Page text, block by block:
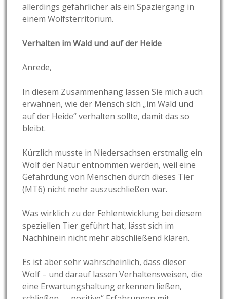
allerdings gefährlicher als ein Spaziergang in
einem Wolfsterritorium.
Verhalten im Wald und auf der Heide
Anrede,
In diesem Zusammenhang lassen Sie mich auch
erwähnen, wie der Mensch sich „im Wald und
auf der Heide“ verhalten sollte, damit das so
bleibt.
Kürzlich musste in Niedersachsen erstmalig ein
Wolf der Natur entnommen werden, weil eine
Gefährdung von Menschen durch dieses Tier
(MT6) nicht mehr auszuschließen war.
Was wirklich zu der Fehlentwicklung bei diesem
speziellen Tier geführt hat, lässt sich im
Nachhinein nicht mehr abschließend klären.
Es ist aber sehr wahrscheinlich, dass dieser
Wolf – und darauf lassen Verhaltensweisen, die
eine Erwartungshaltung erkennen ließen,